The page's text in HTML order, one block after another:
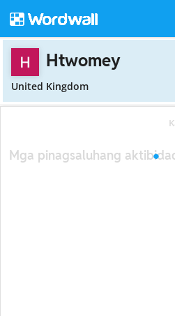
Htwomey
United Kingdom
Mga pinagsaluhang